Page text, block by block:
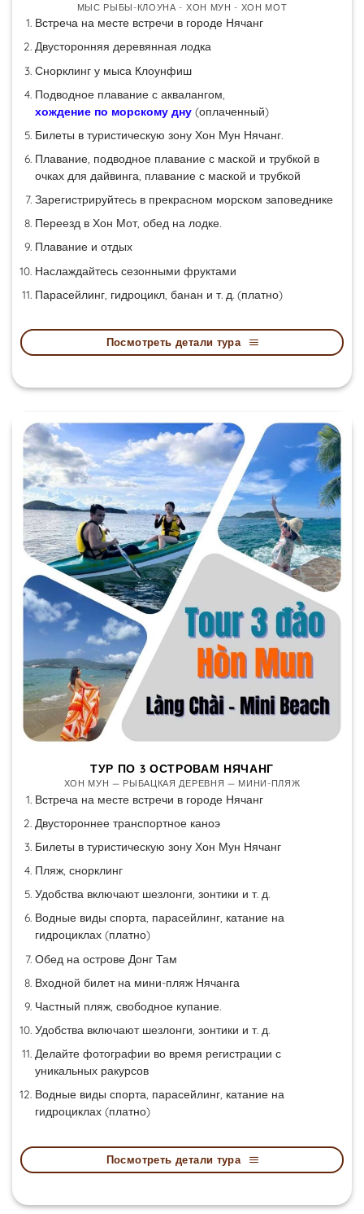
МЫС РЫБЫ-КЛОУНА - ХОН МУН - ХОН МОТ
Встреча на месте встречи в городе Нячанг
Двусторонняя деревянная лодка
Снорклинг у мыса Клоунфиш
Подводное плавание с аквалангом,
хождение по морскому дну(оплаченный)
Билеты в туристическую зону Хон Мун Нячанг.
Плавание, подводное плавание с маской и трубкой в
очках для дайвинга, плавание с маской и трубкой
Зарегистрируйтесь в прекрасном морском заповеднике
Переезд в Хон Мот, обед на лодке.
Плавание и отдых
Наслаждайтесь сезонными фруктами
Парасейлинг, гидроцикл, банан и т. д. (платно)
Посмотреть детали тура
ТУР ПО 3 ОСТРОВАМ НЯЧАНГ
ХОН МУН — РЫБАЦКАЯ ДЕРЕВНЯ — МИНИ-ПЛЯЖ
Встреча на месте встречи в городе Нячанг
Двустороннее транспортное каноэ
Билеты в туристическую зону Хон Мун Нячанг
Пляж, снорклинг
Удобства включают шезлонги, зонтики и т. д.
Водные виды спорта, парасейлинг, катание на
гидроциклах (платно)
Обед на острове Донг Там
Входной билет на мини-пляж Нячанга
Частный пляж, свободное купание.
Удобства включают шезлонги, зонтики и т. д.
Делайте фотографии во время регистрации с
уникальных ракурсов
Водные виды спорта, парасейлинг, катание на
гидроциклах (платно)
Посмотреть детали тура